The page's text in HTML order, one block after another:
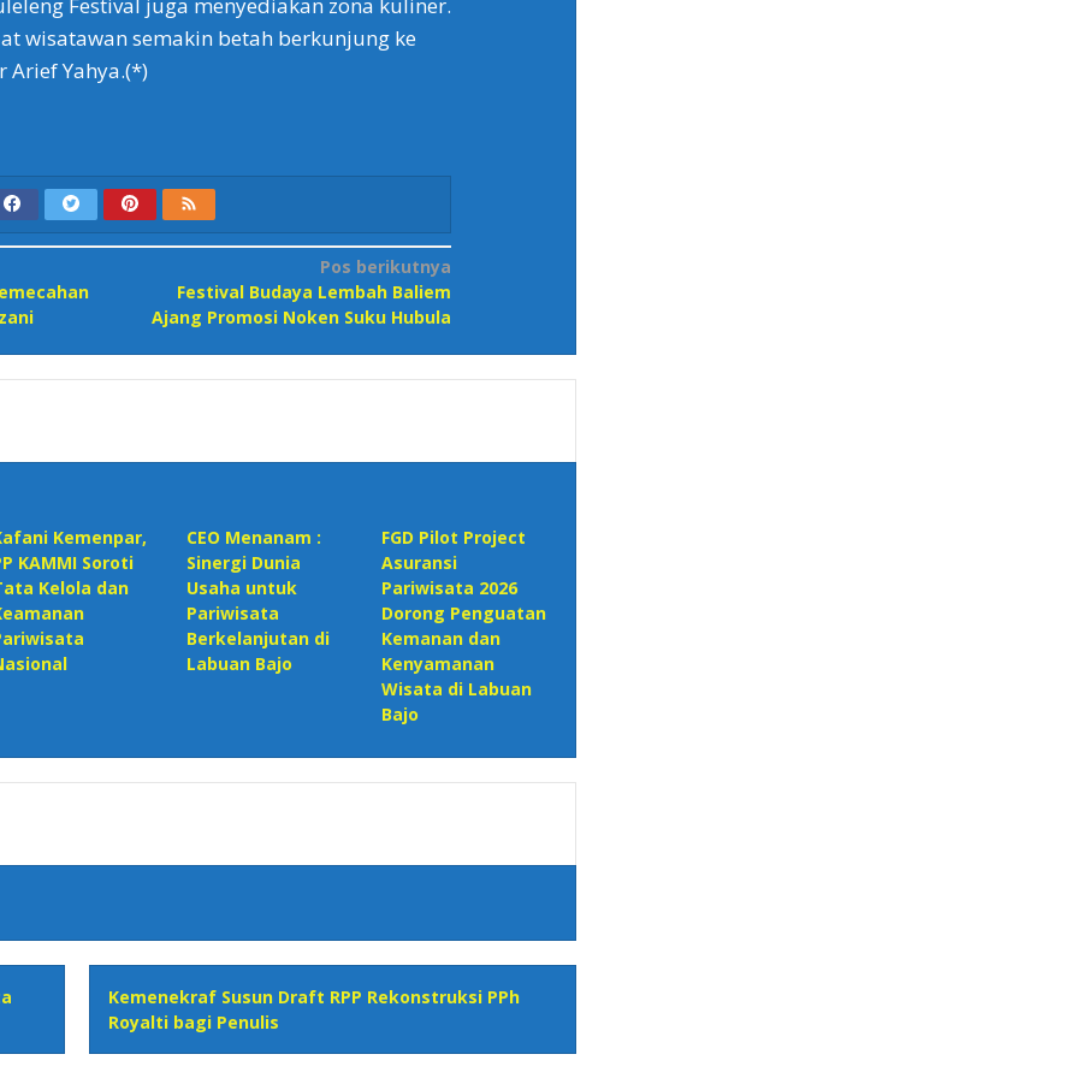
wisatawan semakin betah berkunjung ke
Arief Yahya.(*)
Pos berikutnya
Festival Budaya Lembah Baliem
Ajang Promosi Noken Suku Hubula
Kemenpar,
KAMMI Soroti
Kelola dan
CEO Menanam :
Sinergi Dunia
Usaha untuk
Pariwisata
Berkelanjutan di
Labuan Bajo
FGD Pilot Project
Asuransi
Pariwisata 2026
Dorong Penguatan
Kemanan dan
Kenyamanan
Wisata di Labuan
Bajo
Kemenekraf Susun Draft RPP Rekonstruksi PPh
Royalti bagi Penulis